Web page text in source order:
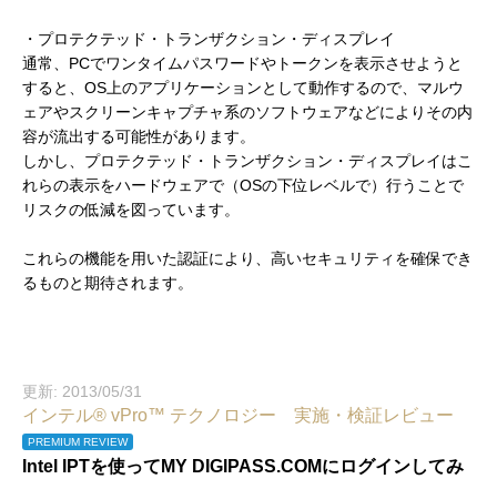
・プロテクテッド・トランザクション・ディスプレイ
通常、PCでワンタイムパスワードやトークンを表示させようと
すると、OS上のアプリケーションとして動作するので、マルウ
ェアやスクリーンキャプチャ系のソフトウェアなどによりその内
容が流出する可能性があります。
しかし、プロテクテッド・トランザクション・ディスプレイはこ
れらの表示をハードウェアで（OSの下位レベルで）行うことで
リスクの低減を図っています。
これらの機能を用いた認証により、高いセキュリティを確保でき
るものと期待されます。
更新: 2013/05/31
インテル® vPro™ テクノロジー 実施・検証レビュー
PREMIUM REVIEW
Intel IPTを使ってMY DIGIPASS.COMにログインしてみ